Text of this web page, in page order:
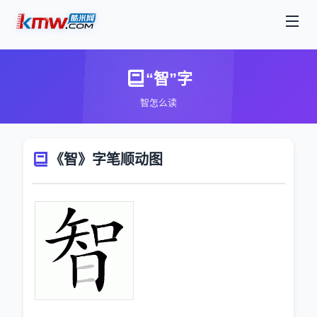
“智”字
智怎么读
《智》字笔顺动图